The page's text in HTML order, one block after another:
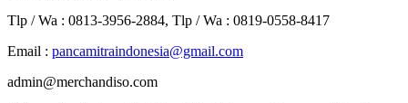
Tlp / Wa : 0813-3956-2884, Tlp / Wa : 0819-0558-8417
Email : pancamitraindonesia@gmail.com
admin@merchandiso.com